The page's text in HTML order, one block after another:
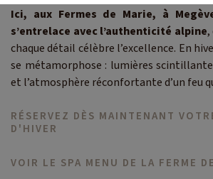
Ici, aux Fermes de Marie, à
s’entrelace avec l’authenticité alpine,
chaque détail célèbre l’excellence. En
se métamorphose : lumières
et l’atmosphère réconfortante d’un feu
RÉSERVEZ DÈS MAINTENANT
D'HIVER
VOIR LE SPA MENU DE LA FERME